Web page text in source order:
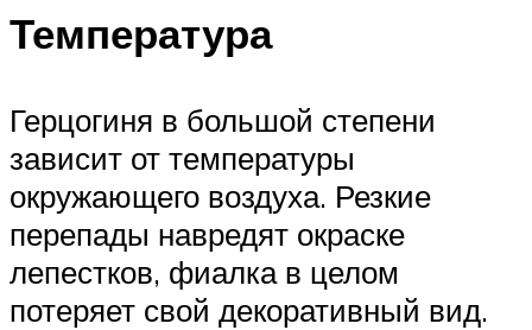
Температура
Герцогиня в большой степени
зависит от температуры
окружающего воздуха. Резкие
перепады навредят окраске
лепестков, фиалка в целом
потеряет свой декоративный вид.